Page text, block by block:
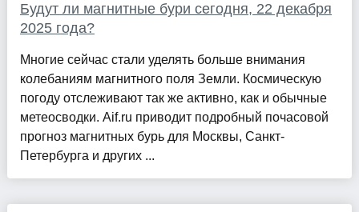
Будут ли магнитные бури сегодня, 22 декабря
2025 года?
Многие сейчас стали уделять больше внимания
колебаниям магнитного поля Земли. Космическую
погоду отслеживают так же активно, как и обычные
метеосводки. Aif.ru приводит подробный почасовой
прогноз магнитных бурь для Москвы, Санкт-
Петербурга и других ...